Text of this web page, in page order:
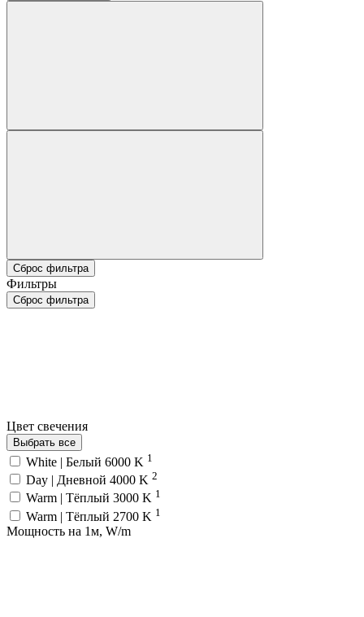
Сброс фильтра
Фильтры
Сброс фильтра
Цвет свечения
Выбрать все
White | Белый 6000 K 1
Day | Дневной 4000 K 2
Warm | Тёплый 3000 K 1
Warm | Тёплый 2700 K 1
Мощность на 1м, W/m